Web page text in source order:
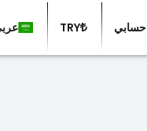
حسابي TRY